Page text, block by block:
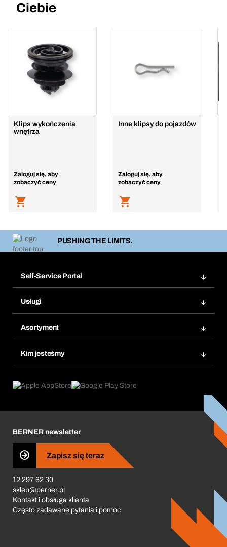
Ciebie
Klips wykończenia
wnętrza
Zaloguj się, aby
zobaczyć ceny
Inne klipsy do pojazdów
Zaloguj się, aby
zobaczyć ceny
PUSHING THE LIMITS.
Self-Service Portal
Ponowne zamówienie
Zamówienia cykliczne
Najczęściej zadawane pytania
Usługi
Chemiczna baza danych
eProcurement
Doradca produktowy
Asortyment
Kim jesteśmy
Co nas napędza
Business Conduct
BERNER newsletter
Zapisz się teraz
12 297 62 30
sklep@berner.pl
Kontakt i obsługa klienta
Często zadawane pytania i pomoc